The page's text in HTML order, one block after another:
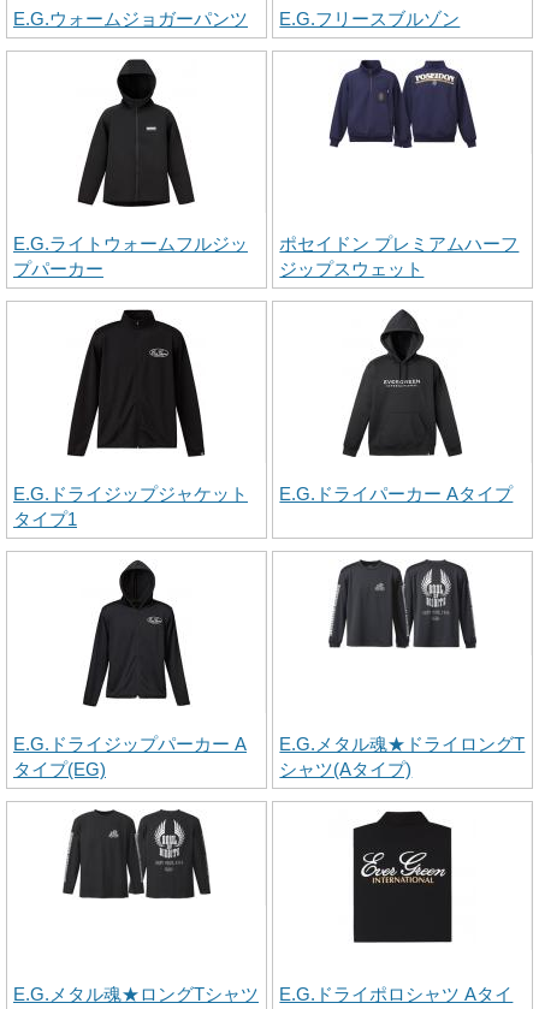
E.G.ウォームジョガーパンツ E.G.フリースブルゾン
E.G.ライトウォームフルジッ
プパーカー
ポセイドン プレミアムハーフ
ジップスウェット
E.G.ドライジップジャケット
タイプ1
E.G.ドライパーカー Aタイプ
E.G.ドライジップパーカー A
タイプ(EG)
E.G.メタル魂★ドライロングT
シャツ(Aタイプ)
E.G.メタル魂★ロングTシャツ
E.G.ドライポロシャツ Aタイ